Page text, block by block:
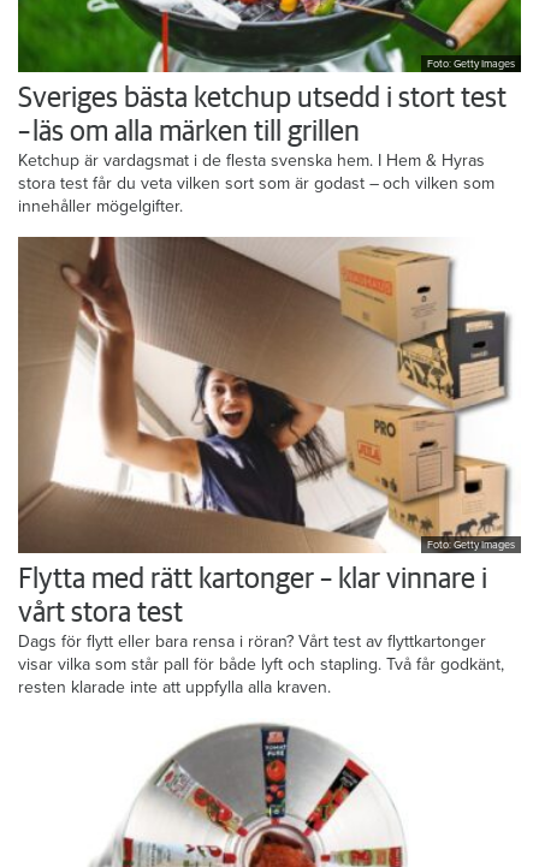
Foto: Getty Images
Sveriges bästa ketchup utsedd i stort test
– läs om alla märken till grillen
Ketchup är vardagsmat i de flesta svenska hem. I Hem & Hyras
stora test får du veta vilken sort som är godast – och vilken som
innehåller mögelgifter.
Foto: Getty Images
Flytta med rätt kartonger – klar vinnare i
vårt stora test
Dags för flytt eller bara rensa i röran? Vårt test av flyttkartonger
visar vilka som står pall för både lyft och stapling. Två får godkänt,
resten klarade inte att uppfylla alla kraven.